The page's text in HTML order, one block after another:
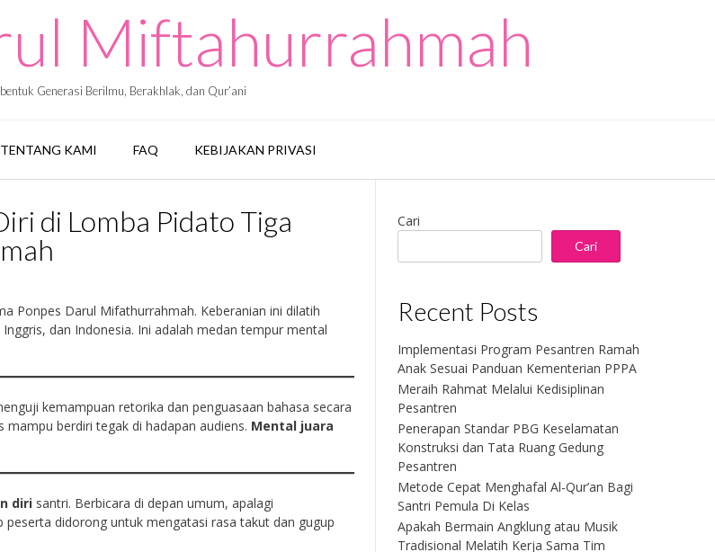
Miftahurrahmah
Generasi Berilmu, Berakhlak, dan Qur’ani
TENTANG KAMI FAQ KEBIJAKAN PRIVASI
di Lomba Pidato Tiga
Ponpes Darul Mifathurrahmah. Keberanian ini dilatih
dan Indonesia. Ini adalah medan tempur mental
kemampuan retorika dan penguasaan bahasa secara
berdiri tegak di hadapan audiens. Mental juara
diri santri. Berbicara di depan umum, apalagi
didorong untuk mengatasi rasa takut dan gugup
Cari
Cari
Recent Posts
Implementasi Program Pesantren Ramah
Anak Sesuai Panduan Kementerian PPPA
Meraih Rahmat Melalui Kedisiplinan
Pesantren
Penerapan Standar PBG Keselamatan
Konstruksi dan Tata Ruang Gedung
Pesantren
Metode Cepat Menghafal Al-Qur’an Bagi
Santri Pemula Di Kelas
Apakah Bermain Angklung atau Musik
Tradisional Melatih Kerja Sama Tim